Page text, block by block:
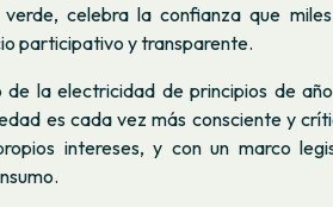
celebra la confianza que
participativo y transparente.
la electricidad de principios de
es cada vez más consciente y
intereses, y con un marco